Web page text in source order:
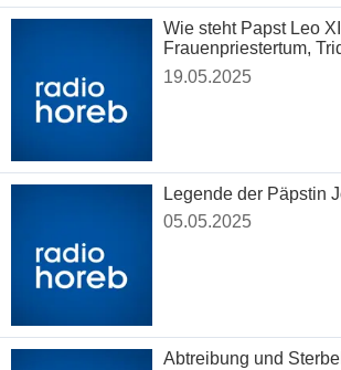
Wie steht Papst Leo
Frauenpriestertum,
und mehr
19.05.2025
Legende der Päpstin
05.05.2025
Abtreibung und